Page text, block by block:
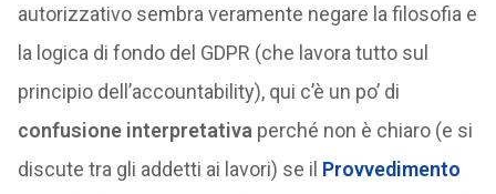
autorizzativo sembra veramente negare la filosofia e
la logica di fondo del GDPR (che lavora tutto sul
principio dell’accountability), qui c’è un po’ di
confusione interpretativa perché non è chiaro (e si
discute tra gli addetti ai lavori) se il Provvedimento